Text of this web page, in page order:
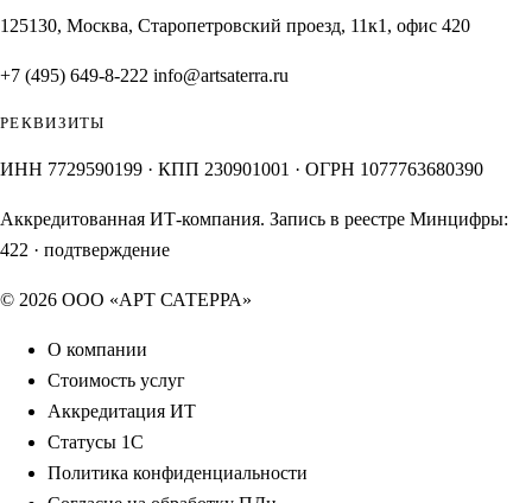
125130, Москва, Старопетровский проезд, 11к1, офис 420
+7 (495) 649-8-222 info@artsaterra.ru
РЕКВИЗИТЫ
ИНН 7729590199 · КПП 230901001 · ОГРН 1077763680390
Аккредитованная ИТ-компания. Запись в реестре Минцифры:
422 · подтверждение
© 2026 ООО «АРТ САТЕРРА»
О компании
Стоимость услуг
Аккредитация ИТ
Статусы 1С
Политика конфиденциальности